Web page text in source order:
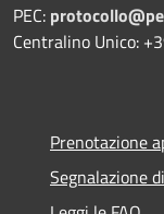
PEC:
Centralino Unico:
Prenotazione
Segnalazione